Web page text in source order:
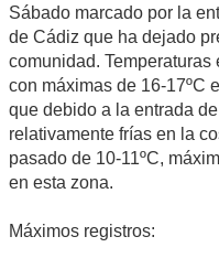
Sábado marcado por la
de Cádiz que ha dejado
comunidad.
con máximas de 16-17ºC
que debido a la entrada
relativamente frías en la
pasado de 10-11ºC,
en esta zona.
Máximos registros: